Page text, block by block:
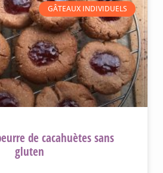
GÂTEAUX INDIVIDUELS
de cacahuètes sans
gluten